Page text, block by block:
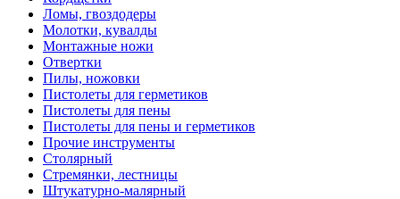
Ломы, гвоздодеры
Молотки, кувалды
Монтажные ножи
Отвертки
Пилы, ножовки
Пистолеты для герметиков
Пистолеты для пены
Пистолеты для пены и герметиков
Прочие инструменты
Столярный
Стремянки, лестницы
Штукатурно-малярный